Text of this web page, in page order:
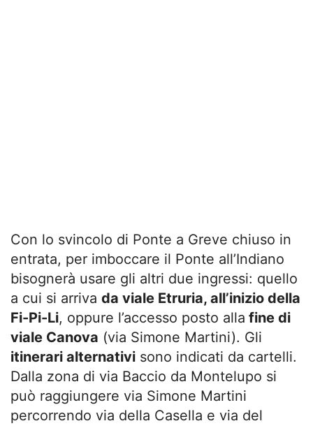
Con lo svincolo di Ponte a Greve chiuso in
entrata, per imboccare il Ponte all’Indiano
bisognerà usare gli altri due ingressi: quello
a cui si arriva da viale Etruria, all’inizio della
Fi-Pi-Li, oppure l’accesso posto alla fine di
viale Canova (via Simone Martini). Gli
itinerari alternativi sono indicati da cartelli.
Dalla zona di via Baccio da Montelupo si
può raggiungere via Simone Martini
percorrendo via della Casella e via del